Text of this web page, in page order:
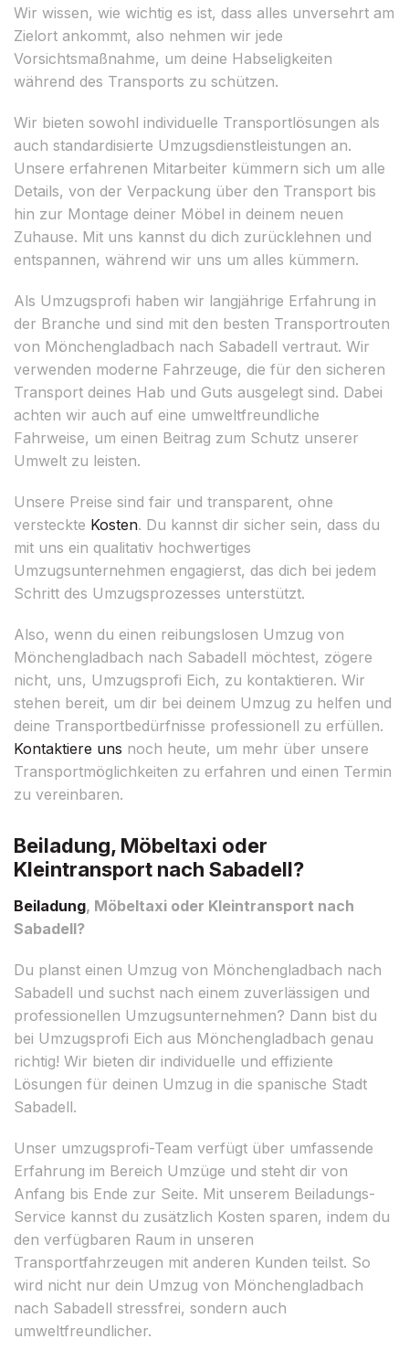
Wir wissen, wie wichtig es ist, dass alles unversehrt am
Zielort ankommt, also nehmen wir jede
Vorsichtsmaßnahme, um deine Habseligkeiten
während des Transports zu schützen.
Wir bieten sowohl individuelle Transportlösungen als
auch standardisierte Umzugsdienstleistungen an.
Unsere erfahrenen Mitarbeiter kümmern sich um alle
Details, von der Verpackung über den Transport bis
hin zur Montage deiner Möbel in deinem neuen
Zuhause. Mit uns kannst du dich zurücklehnen und
entspannen, während wir uns um alles kümmern.
Als Umzugsprofi haben wir langjährige Erfahrung in
der Branche und sind mit den besten Transportrouten
von Mönchengladbach nach Sabadell vertraut. Wir
verwenden moderne Fahrzeuge, die für den sicheren
Transport deines Hab und Guts ausgelegt sind. Dabei
achten wir auch auf eine umweltfreundliche
Fahrweise, um einen Beitrag zum Schutz unserer
Umwelt zu leisten.
Unsere Preise sind fair und transparent, ohne
versteckte Kosten. Du kannst dir sicher sein, dass du
mit uns ein qualitativ hochwertiges
Umzugsunternehmen engagierst, das dich bei jedem
Schritt des Umzugsprozesses unterstützt.
Also, wenn du einen reibungslosen Umzug von
Mönchengladbach nach Sabadell möchtest, zögere
nicht, uns, Umzugsprofi Eich, zu kontaktieren. Wir
stehen bereit, um dir bei deinem Umzug zu helfen und
deine Transportbedürfnisse professionell zu erfüllen.
Kontaktiere uns noch heute, um mehr über unsere
Transportmöglichkeiten zu erfahren und einen Termin
zu vereinbaren.
Beiladung, Möbeltaxi oder
Kleintransport nach Sabadell?
Beiladung, Möbeltaxi oder Kleintransport nach
Sabadell?
Du planst einen Umzug von Mönchengladbach nach
Sabadell und suchst nach einem zuverlässigen und
professionellen Umzugsunternehmen? Dann bist du
bei Umzugsprofi Eich aus Mönchengladbach genau
richtig! Wir bieten dir individuelle und effiziente
Lösungen für deinen Umzug in die spanische Stadt
Sabadell.
Unser umzugsprofi-Team verfügt über umfassende
Erfahrung im Bereich Umzüge und steht dir von
Anfang bis Ende zur Seite. Mit unserem Beiladungs-
Service kannst du zusätzlich Kosten sparen, indem du
den verfügbaren Raum in unseren
Transportfahrzeugen mit anderen Kunden teilst. So
wird nicht nur dein Umzug von Mönchengladbach
nach Sabadell stressfrei, sondern auch
umweltfreundlicher.